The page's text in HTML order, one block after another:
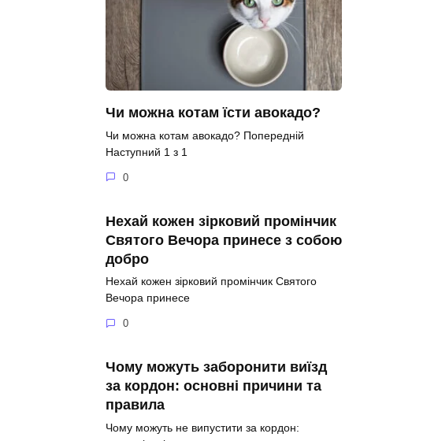
Чи можна котам їсти авокадо?
Чи можна котам авокадо? Попередній
Наступний 1 з 1
0
Нехай кожен зірковий промінчик
Святого Вечора принесе з собою
добро
Нехай кожен зірковий промінчик Святого
Вечора принесе
0
Чому можуть заборонити виїзд
за кордон: основні причини та
правила
Чому можуть не випустити за кордон: